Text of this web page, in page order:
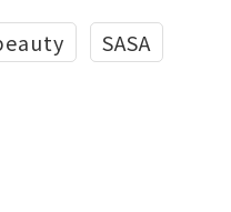
SASA